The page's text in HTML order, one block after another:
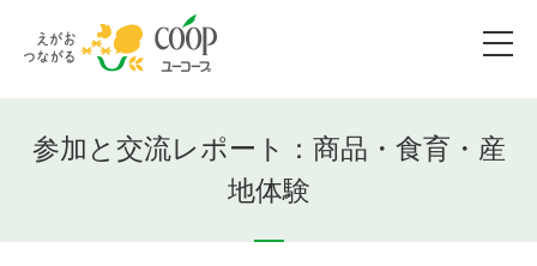
参加と交流レポート：商品・食育・産
地体験